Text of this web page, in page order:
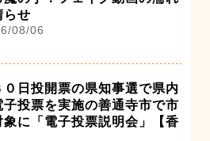
らせ
08/06
０日投開票の県知事選で県内
子投票を実施の善通寺市で市
象に「電子投票説明会」【香